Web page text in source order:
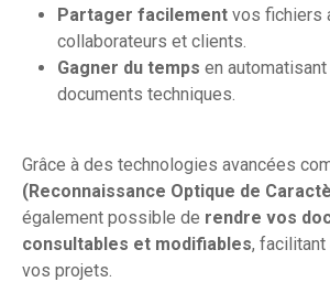
Partager facilement vos fichiers
collaborateurs et clients.
Gagner du temps en
documents techniques.
Grâce à des technologies avancées
(Reconnaissance Optique de
également possible de rendre vos
consultables et modifiables,
vos projets.